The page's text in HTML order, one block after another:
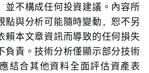
並不構成任何投資建議。內容所
點與分析可能隨時變動，恕不另
賴本文章資訊而導致的任何損失
負責。技術分析僅顯示部分技術
結合其他資料全面評估資產表